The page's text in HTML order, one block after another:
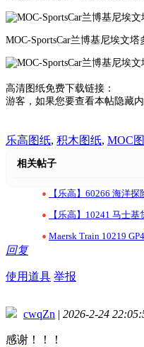
MOC-SportsCar兰博基尼埃文塔
高清图纸免费下载链接：
游客，如果您要查看本帖隐藏
乐高图纸, 积木图纸, MOC
相关帖子
• 【乐高】60266 海洋探
• 【乐高】10241 马士基
• Maersk Train 10219
回复
使用道具 举报
cwqZn | 2026-2-24
感谢！！！